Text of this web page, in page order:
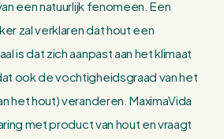
een natuurlijk fenomeen. Een
zal verklaren dat hout een
is dat zich aanpast aan het klimaat
ook de vochtigheidsgraad van het
het hout) veranderen. MaximaVida
met product van hout en vraagt